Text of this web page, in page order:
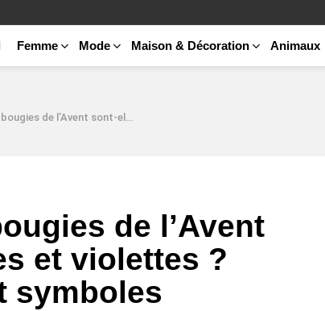
Femme Mode Maison & Décoration Animaux
sont-elles roses et violettes ? Explications et symboles
de l’Avent
et violettes ?
symboles